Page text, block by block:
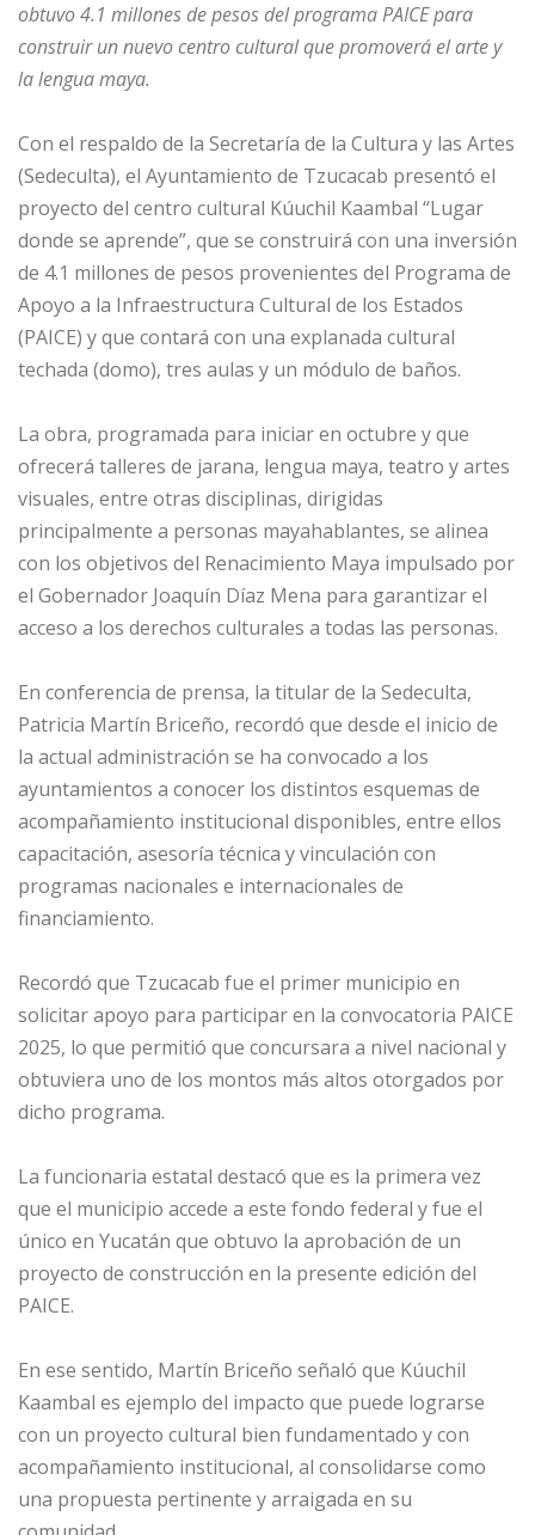
obtuvo 4.1 millones de pesos del programa PAICE para
construir un nuevo centro cultural que promoverá el arte y
la lengua maya.
Con el respaldo de la Secretaría de la Cultura y las Artes
(Sedeculta), el Ayuntamiento de Tzucacab presentó el
proyecto del centro cultural Kúuchil Kaambal “Lugar
donde se aprende”, que se construirá con una inversión
de 4.1 millones de pesos provenientes del Programa de
Apoyo a la Infraestructura Cultural de los Estados
(PAICE) y que contará con una explanada cultural
techada (domo), tres aulas y un módulo de baños.
La obra, programada para iniciar en octubre y que
ofrecerá talleres de jarana, lengua maya, teatro y artes
visuales, entre otras disciplinas, dirigidas
principalmente a personas mayahablantes, se alinea
con los objetivos del Renacimiento Maya impulsado por
el Gobernador Joaquín Díaz Mena para garantizar el
acceso a los derechos culturales a todas las personas.
En conferencia de prensa, la titular de la Sedeculta,
Patricia Martín Briceño, recordó que desde el inicio de
la actual administración se ha convocado a los
ayuntamientos a conocer los distintos esquemas de
acompañamiento institucional disponibles, entre ellos
capacitación, asesoría técnica y vinculación con
programas nacionales e internacionales de
financiamiento.
Recordó que Tzucacab fue el primer municipio en
solicitar apoyo para participar en la convocatoria PAICE
2025, lo que permitió que concursara a nivel nacional y
obtuviera uno de los montos más altos otorgados por
dicho programa.
La funcionaria estatal destacó que es la primera vez
que el municipio accede a este fondo federal y fue el
único en Yucatán que obtuvo la aprobación de un
proyecto de construcción en la presente edición del
PAICE.
En ese sentido, Martín Briceño señaló que Kúuchil
Kaambal es ejemplo del impacto que puede lograrse
con un proyecto cultural bien fundamentado y con
acompañamiento institucional, al consolidarse como
una propuesta pertinente y arraigada en su